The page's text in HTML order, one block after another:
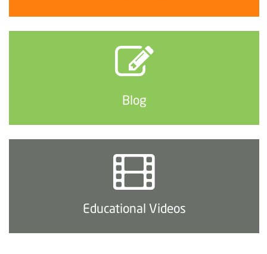
Blog
Educational Videos